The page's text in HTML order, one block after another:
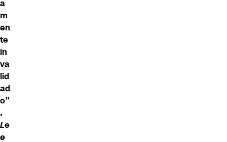
a
m
en
te
in
va
lid
ad
o”
.
Le
e